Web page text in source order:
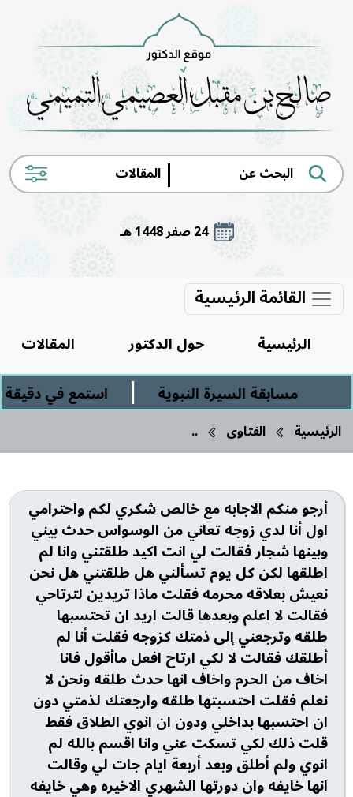
|
24 صفر 1448 هـ
القائمة الرئيسية
الرئيسية حول الدكتور
المقالات
مسابقة السيرة النبوية
| استمع في دقيقة
الرئيسية الفتاوى ..
أرجو منكم الاجابه مع خالص شكري لكم واحترامي
اول أنا لدي زوجه تعاني من الوسواس حدث بيني
وبينها شجار فقالت لي انت اكيد طلقتني وانا لم
اطلقها لكن كل يوم تسألني هل طلقتني هل نحن
نعيش بعلاقه محرمه فقلت ماذا تريدين لترتاحي
فقالت لا اعلم وبعدها قالت اريد ان تحتسبها
طلقه وترجعني إلى ذمتك كزوجه فقلت أنا لم
أطلقك فقالت لا لكي ارتاح افعل ماأقول فانا
اخاف من الحرم واخاف انها حدث طلقه ونحن لا
نعلم فقلت احتسبتها طلقه وارجعتك لذمتي دون
ان احتسبها بداخلي ودون ان انوي الطلاق فقط
قلت ذلك لكي تسكت عني وانا اقسم بالله لم
انوي ولم أطلق وبعد أربعة ايام جات لي وقالت
انها خايفه وان دورتها الشهري الاخيره وهي خايفه